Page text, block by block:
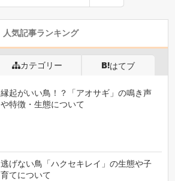
人気記事ランキング
カテゴリー はてブ
縁起がいい鳥！？「アオサギ」の鳴き声
や特徴・生態について
逃げない鳥「ハクセキレイ」の生態や子
育てについて